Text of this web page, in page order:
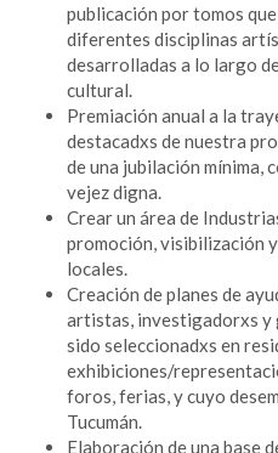
publicación por tomos
diferentes disciplinas
desarrolladas a lo largo
cultural.
Premiación anual a la
destacadxs de nuestra
de una jubilación mínima,
vejez digna.
Crear un área de
promoción, visibilización
locales.
Creación de planes de
artistas, investigadorxs y
sido seleccionadxs en
exhibiciones/
foros, ferias, y cuyo
Tucumán.
Elaboración de una base